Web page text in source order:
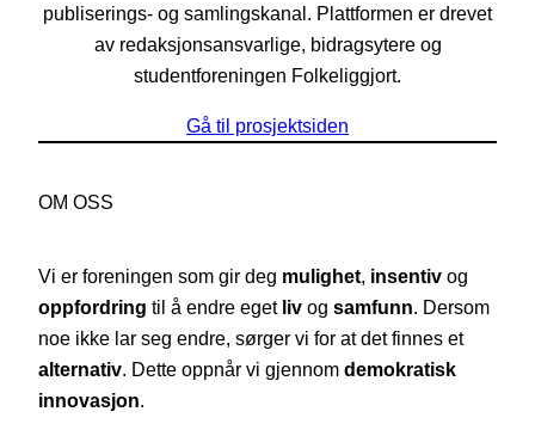
publiserings- og samlingskanal. Plattformen er drevet
av redaksjonsansvarlige, bidragsytere og
studentforeningen Folkeliggjort.
Gå til prosjektsiden
OM OSS
Vi er foreningen som gir deg mulighet, insentiv og
oppfordring til å endre eget liv og samfunn. Dersom
noe ikke lar seg endre, sørger vi for at det finnes et
alternativ. Dette oppnår vi gjennom demokratisk
innovasjon.